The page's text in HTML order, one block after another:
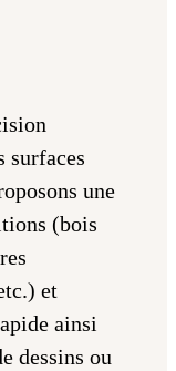
surfaces
une
(bois
et
ainsi
dessins ou